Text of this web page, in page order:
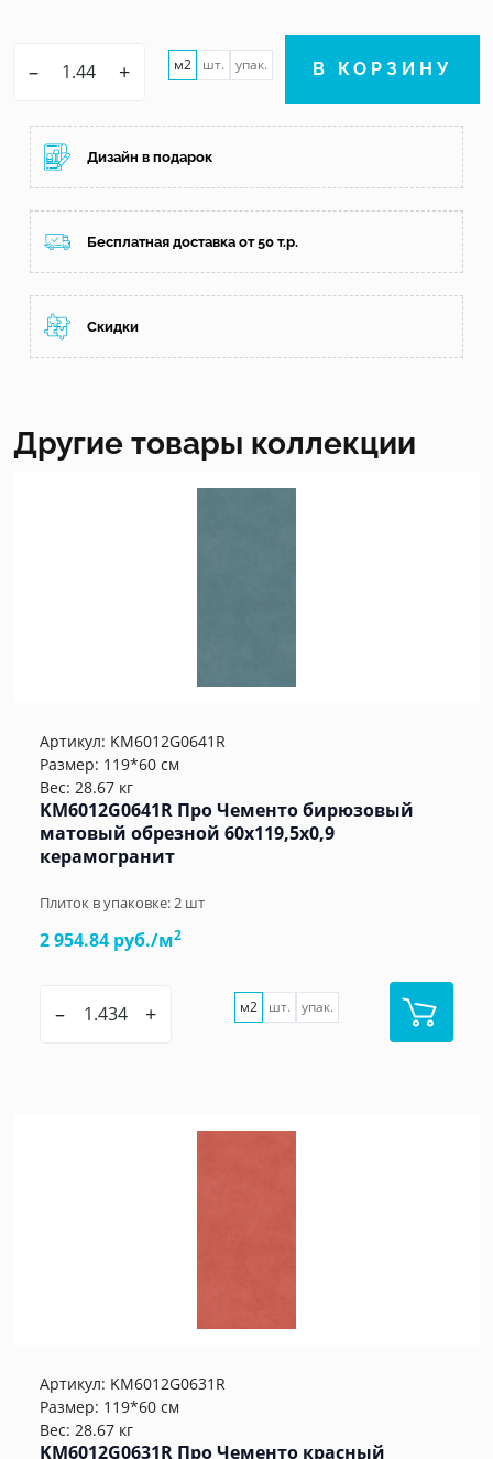
– + м2 шт. упак. В КОРЗИНУ
Дизайн в подарок
Бесплатная доставка от 50 т.р.
Скидки
Другие товары коллекции
Артикул: KM6012G0641R
Размер: 119*60 см
Вес: 28.67 кг
KM6012G0641R Про Чементо бирюзовый
матовый обрезной 60х119,5x0,9
керамогранит
Плиток в упаковке:2 шт
2 954.84 руб./м2
– + м2 шт. упак.
Артикул: KM6012G0631R
Размер: 119*60 см
Вес: 28.67 кг
KM6012G0631R Про Чементо красный